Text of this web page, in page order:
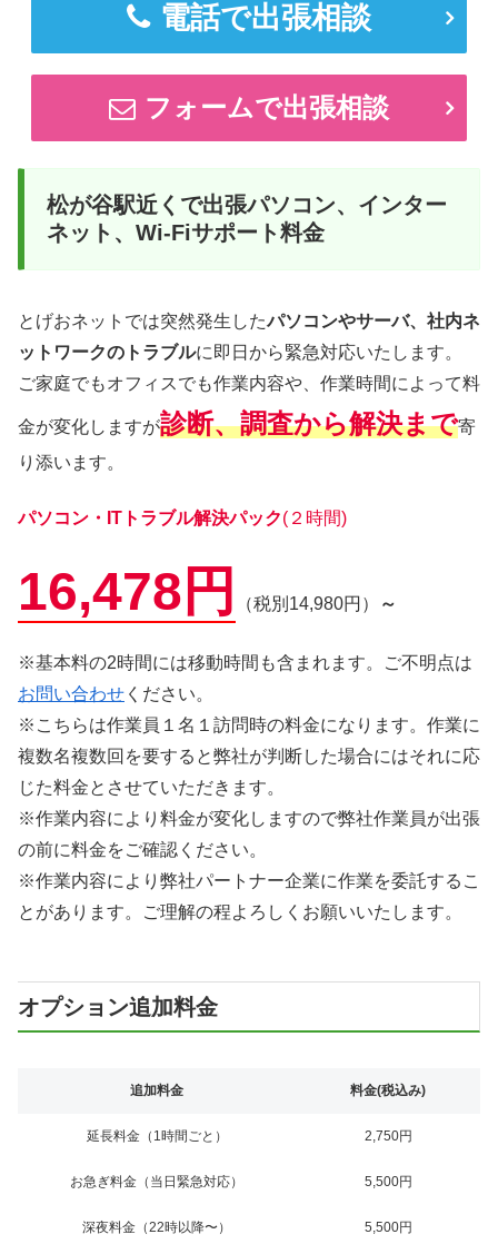
電話で出張相談
フォームで出張相談
松が谷駅近くで出張パソコン、インター
ネット、Wi-Fiサポート料金
とげおネットでは突然発生したパソコンやサーバ、社内ネ
ットワークのトラブルに即日から緊急対応いたします。
ご家庭でもオフィスでも作業内容や、作業時間によって料
金が変化しますが診断、調査から解決まで寄
り添います。
パソコン・ITトラブル解決パック(２時間)
16,478円 （税別14,980円） ～
※基本料の2時間には移動時間も含まれます。ご不明点は
お問い合わせ ください。
※こちらは作業員１名１訪問時の料金になります。作業に
複数名複数回を要すると弊社が判断した場合にはそれに応
じた料金とさせていただきます。
※作業内容により料金が変化しますので弊社作業員が出張
の前に料金をご確認ください。
※作業内容により弊社パートナー企業に作業を委託するこ
とがあります。ご理解の程よろしくお願いいたします。
オプション追加料金
追加料金 料金(税込み)
延長料金（1時間ごと） 2,750円
お急ぎ料金（当日緊急対応） 5,500円
深夜料金（22時以降〜） 5,500円